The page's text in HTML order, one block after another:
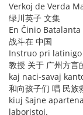
Verkoj de Verda
绿川英子 文集
En Ĉinio Batalanta
战斗在 中国
Instruo pri
教授 关于 广州方言
kaj naci-savaj
和向孩子们 唱 民族
kiuj ŝajne
laboristoj.